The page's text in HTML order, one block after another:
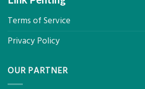
Terms of Service
Privacy Policy
OUR PARTNER